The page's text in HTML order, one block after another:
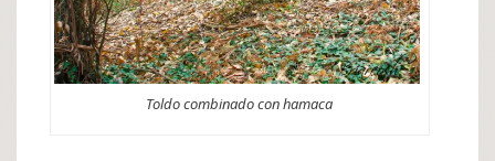
Toldo combinado con hamaca